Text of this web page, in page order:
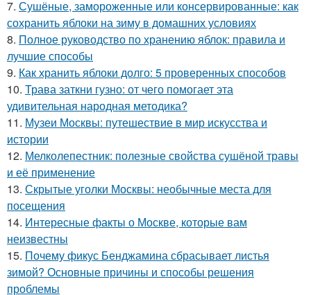
7. Сушёные, замороженные или консервированные: как
сохранить яблоки на зиму в домашних условиях
8. Полное руководство по хранению яблок: правила и
лучшие способы
9. Как хранить яблоки долго: 5 проверенных способов
10. Трава заткни гузно: от чего помогает эта
удивительная народная методика?
11. Музеи Москвы: путешествие в мир искусства и
истории
12. Мелколепестник: полезные свойства сушёной травы
и её применение
13. Скрытые уголки Москвы: необычные места для
посещения
14. Интересные факты о Москве, которые вам
неизвестны
15. Почему фикус Бенджамина сбрасывает листья
зимой? Основные причины и способы решения
проблемы